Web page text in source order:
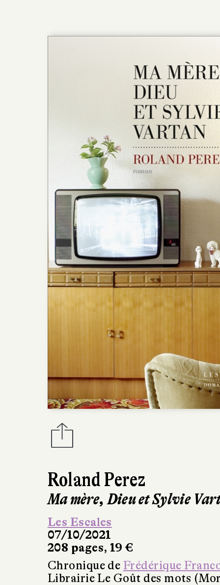
Roland Perez
Ma mère, Dieu et Sylvie
Les Escales
07/10/2021
208 pages, 19 €
Chronique de Frédérique
Librairie Le Goût des mots